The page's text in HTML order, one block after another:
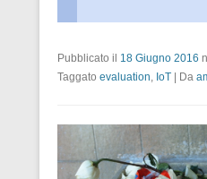
Pubblicato il 18 Giugno 2016
Taggato evaluation, IoT Da